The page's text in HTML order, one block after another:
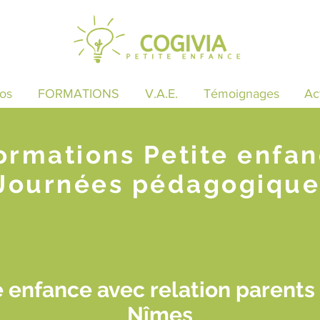
FORMATIONS V.A.E. Témoignages
Petite
avec relation
Nîmes